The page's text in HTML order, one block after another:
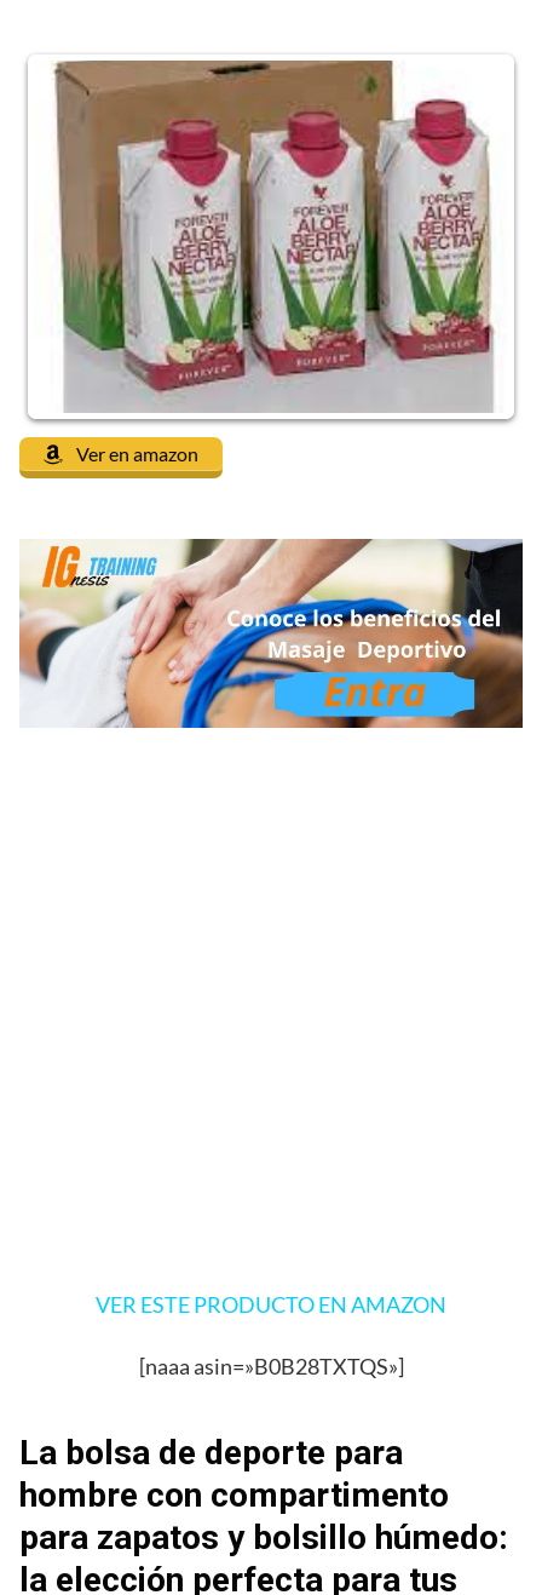
Ver en amazon
VER ESTE PRODUCTO EN AMAZON
[naaa asin=»B0B28TXTQS»]
La bolsa de deporte para
hombre con compartimento
para zapatos y bolsillo húmedo:
la elección perfecta para tus